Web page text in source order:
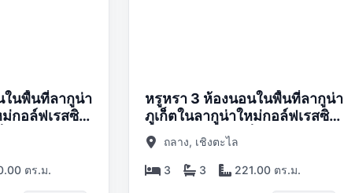
ในพื้นที่ลากูน่า
กอล์ฟเรสซิ
ซ์
ตร.ม.
หรูหรา 3 ห้องนอนในพื้นที่ลากูน่า
ภูเก็ตในลากูน่าใหม่กอล์ฟเรสซิ
เดนซ์ชบาคอมเพล็กซ์
ถลาง, เชิงตะไล
3 3 221.00 ตร.ม.